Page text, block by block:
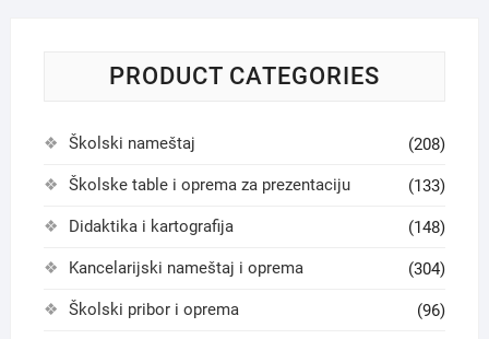
PRODUCT CATEGORIES
Školski nameštaj (208)
Školske table i oprema za prezentaciju (133)
Didaktika i kartografija (148)
Kancelarijski nameštaj i oprema (304)
Školski pribor i oprema (96)